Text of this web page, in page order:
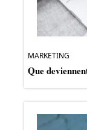
MARKETING
Que